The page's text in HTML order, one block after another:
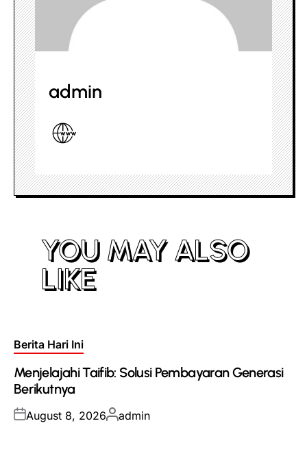
admin
YOU MAY ALSO
LIKE
Posted
Berita Hari Ini
Menjelajahi Taifib: Solusi Pembayaran Generasi
Berikutnya
Posted
August 8, 2026Posted
admin